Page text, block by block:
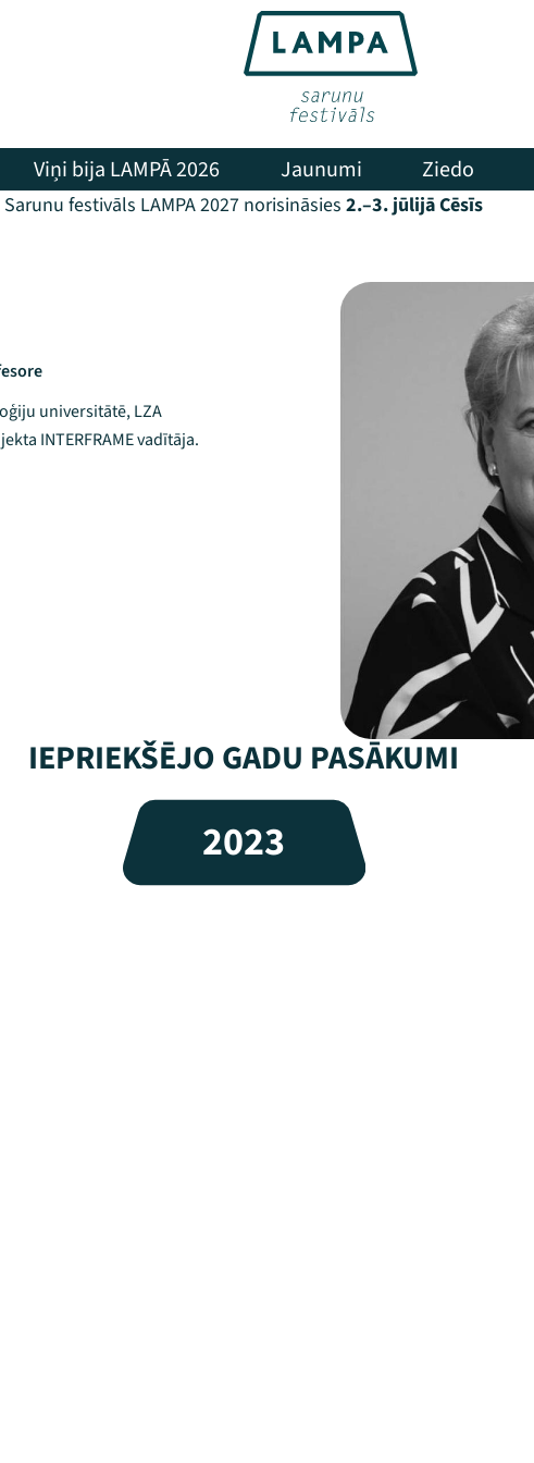
Viņi bija LAMPĀ 2026 Jaunumi Ziedo
Sarunu festivāls LAMPA 2027 norisināsies 2.–3. jūlijā Cēsīs
universitātē, LZA
INTERFRAME vadītāja.
IEPRIEKŠĒJO GADU PASĀKUMI
2023